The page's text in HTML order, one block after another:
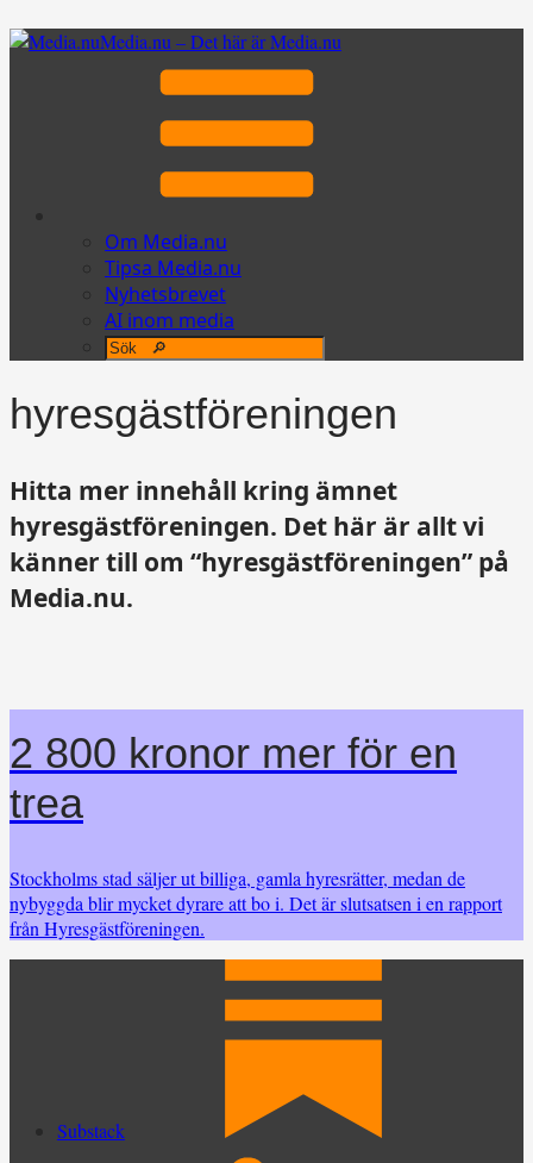
Media.nu – Det här är Media.nu
Om Media.nu
Tipsa Media.nu
Nyhetsbrevet
AI inom media
hyresgästföreningen
Hitta mer innehåll kring ämnet
hyresgästföreningen. Det här är allt vi
känner till om “hyresgästföreningen” på
Media.nu.
2 800 kronor mer för en
trea
Stockholms stad säljer ut billiga, gamla hyresrätter, medan de
nybyggda blir mycket dyrare att bo i. Det är slutsatsen i en rapport
från Hyresgästföreningen.
Substack